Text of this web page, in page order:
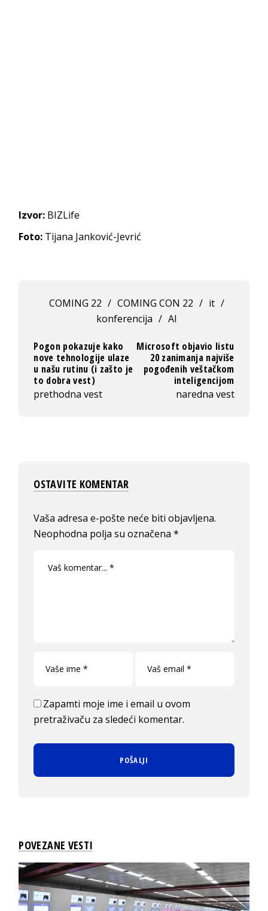
Izvor: BIZLife
Foto: Tijana Janković-Jevrić
COMING 22 / COMING CON 22 / it /
konferencija / AI
Pogon pokazuje kako
nove tehnologije ulaze
u našu rutinu (i zašto je
to dobra vest)
prethodna vest
Microsoft objavio listu
20 zanimanja najviše
pogođenih veštačkom
inteligencijom
naredna vest
OSTAVITE KOMENTAR
Vaša adresa e-pošte neće biti objavljena.
Neophodna polja su označena*
Zapamti moje ime i email u ovom
pretraživaču za sledeći komentar.
POVEZANE VESTI